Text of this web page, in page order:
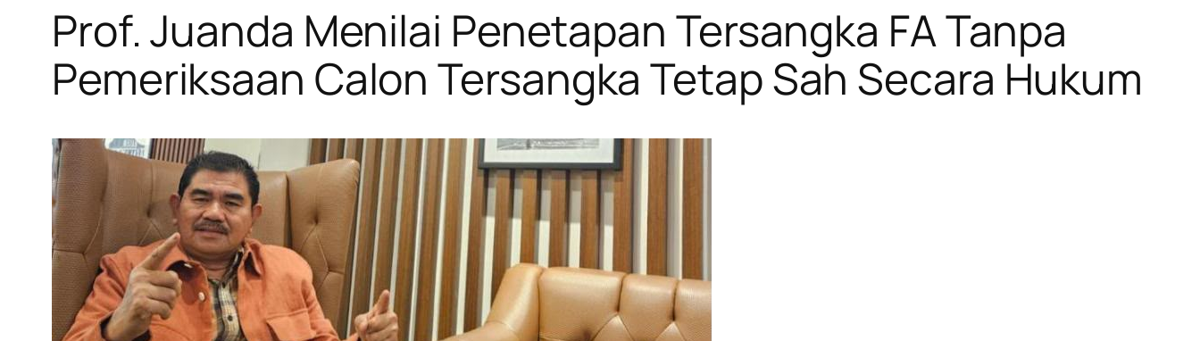
Prof. Juanda Menilai Penetapan Tersangka FA Tanpa
Pemeriksaan Calon Tersangka Tetap Sah Secara Hukum